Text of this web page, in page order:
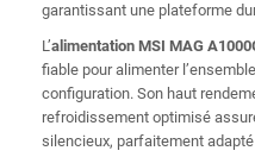
garantissant une plateforme
L’alimentation MSI MAG
fiable pour alimenter
configuration. Son haut
refroidissement optimisé
silencieux, parfaitement